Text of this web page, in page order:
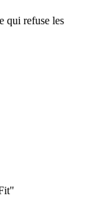
qui refuse les